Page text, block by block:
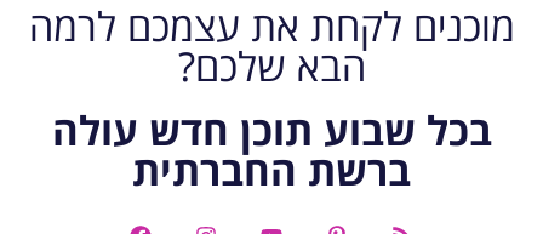
מוכנים לקחת את עצמכם לרמה
הבא שלכם?
בכל שבוע תוכן חדש עולה
ברשת החברתית